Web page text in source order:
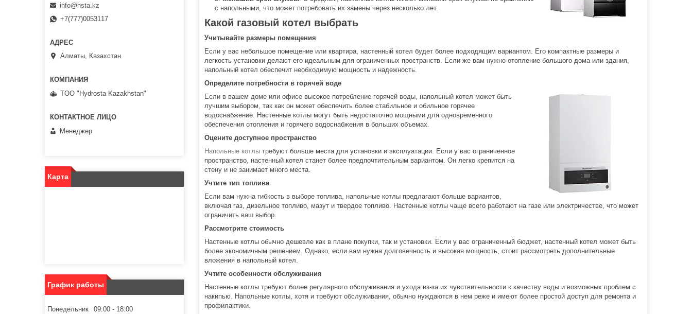
с напольными, что может потребовать их замены через несколько лет.
Какой газовый котел выбрать
Учитывайте размеры помещения
Если у вас небольшое помещение или квартира, настенный котел будет более подходящим вариантом. Его компактные размеры и
легкость установки делают его идеальным для ограниченных пространств. Если же вам нужно отопление большого дома или здания,
напольный котел обеспечит необходимую мощность и надежность.
Определите потребности в горячей воде
Если в вашем доме или офисе высокое потребление горячей воды, напольный котел может быть
лучшим выбором, так как он может обеспечить более стабильное и обильное горячее
водоснабжение. Настенные котлы могут быть недостаточно мощными для одновременного
обеспечения отопления и горячего водоснабжения в больших объемах.
Оцените доступное пространство
Напольные котлы требуют больше места для установки и эксплуатации. Если у вас ограниченное
пространство, настенный котел станет более предпочтительным вариантом. Он легко крепится на
стену и не занимает много места.
Учтите тип топлива
Если вам нужна гибкость в выборе топлива, напольные котлы предлагают больше вариантов,
включая газ, дизельное топливо, мазут и твердое топливо. Настенные котлы чаще всего работают на газе или электричестве, что может
ограничить ваш выбор.
Рассмотрите стоимость
Настенные котлы обычно дешевле как в плане покупки, так и установки. Если у вас ограниченный бюджет, настенный котел может быть
более экономичным решением. Однако, если вам нужна долговечность и высокая мощность, стоит рассмотреть дополнительные
вложения в напольный котел.
Учтите особенности обслуживания
Настенные котлы требуют более регулярного обслуживания и ухода из-за их чувствительности к качеству воды и возможных проблем с
накипью. Напольные котлы, хотя и требуют обслуживания, обычно нуждаются в нем реже и имеют более простой доступ для ремонта и
профилактики.
info@hsta.kz
+7(777)0053117
Алматы, Казахстан
TOO "Hydrosta Kazakhstan"
Менеджер
Карта
График работы
Понедельник 09:00
18:00